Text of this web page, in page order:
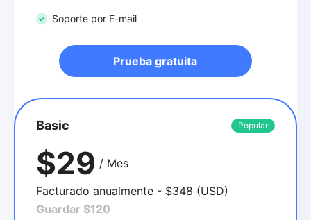
Soporte por E-mail
Prueba gratuita
Basic Popular
$29 / Mes
Facturado anualmente - $348 (USD)
Guardar $120